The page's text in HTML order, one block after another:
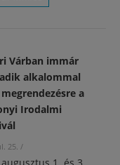
Várban immár
alkalommal
a
Irodalmi
25. /